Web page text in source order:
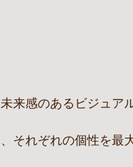
来感のあるビジュア
それぞれの個性を最